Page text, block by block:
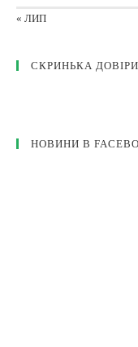
« ЛИП
СКРИНЬКА ДОВІРИ
НОВИНИ В